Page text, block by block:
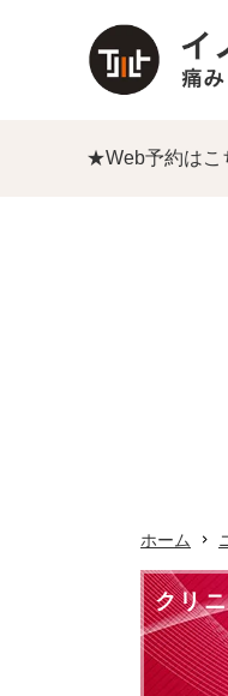
★Web予約は
ホーム
クリ